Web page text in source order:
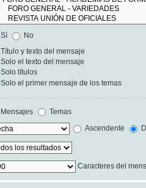
Sí
No
Título y texto del mensaje
Solo el texto del mensaje
Solo títulos
Solo el primer mensaje de los temas
Mensajes
Temas
Ascendente
Caracteres del